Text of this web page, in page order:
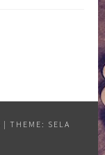
| THEME: SELA